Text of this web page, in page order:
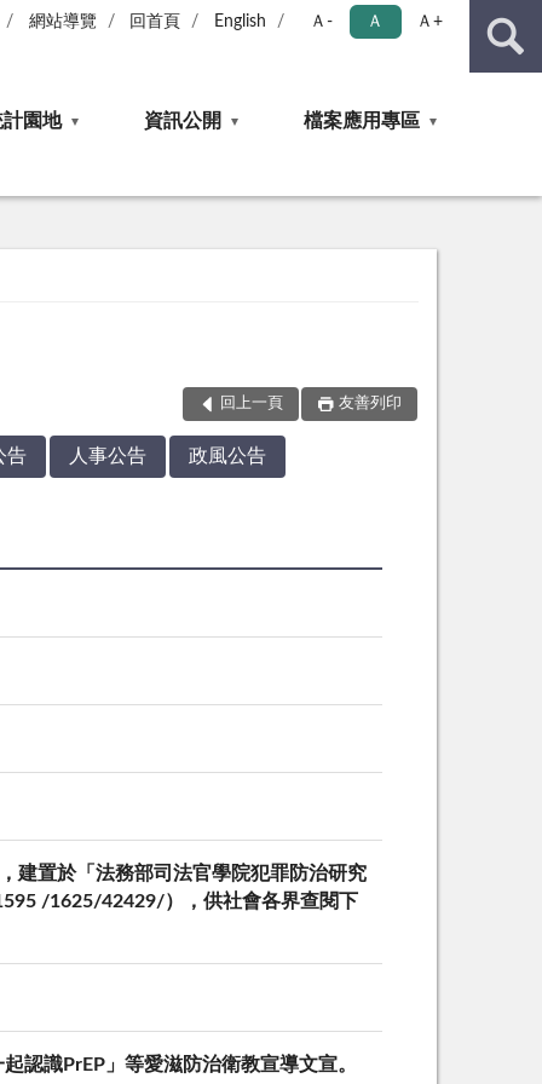
網站導覽 回首頁 English Ａ- Ａ Ａ+
計園地 資訊公開 檔案應用專區
回上一頁 友善列印
告 人事公告 政風公告
建置於「法務部司法官學院犯罪防治研究
/1625/42429/），供社會各界查閱下
認識PrEP」等愛滋防治衛教宣導文宣。